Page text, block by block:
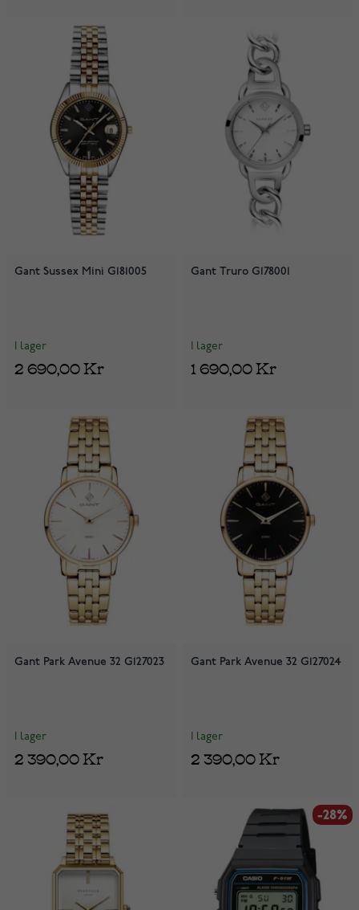
Gant Sussex Mini G181005
I lager
2 690,00 Kr
Gant Truro G178001
I lager
1 690,00 Kr
Gant Park Avenue 32 G127023
I lager
2 390,00 Kr
Gant Park Avenue 32 G127024
I lager
2 390,00 Kr
-28%